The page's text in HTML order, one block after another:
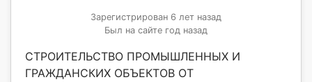
Зарегистрирован 6 лет назад
Был на сайте год назад
СТРОИТЕЛЬСТВО ПРОМЫШЛЕННЫХ И
ГРАЖДАНСКИХ ОБЪЕКТОВ ОТ